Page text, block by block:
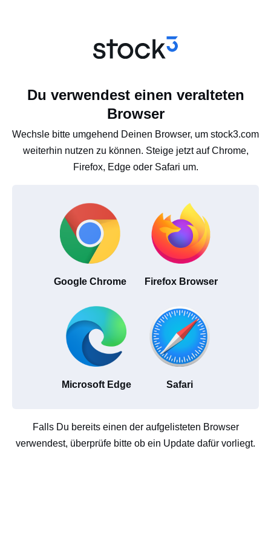
Du verwendest einen veralteten
Browser
Wechsle bitte umgehend Deinen Browser, um stock3.com
weiterhin nutzen zu können. Steige jetzt auf Chrome,
Firefox, Edge oder Safari um.
Google Chrome Firefox Browser
Microsoft Edge Safari
Falls Du bereits einen der aufgelisteten Browser
verwendest, überprüfe bitte ob ein Update dafür vorliegt.